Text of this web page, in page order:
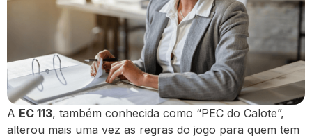
A EC 113, também conhecida como “PEC do Calote”,
alterou mais uma vez as regras do jogo para quem tem